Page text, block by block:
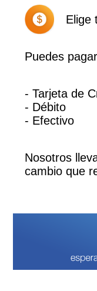
Elige
Puedes
- Tarjeta de
- Débito
- Efectivo
Nosotros
cambio que